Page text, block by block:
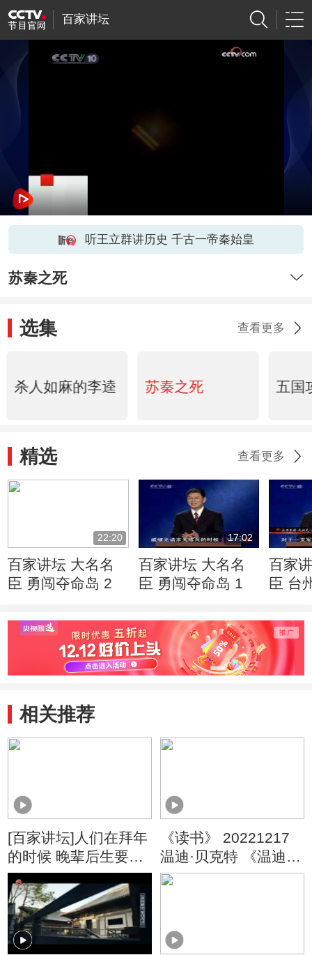
百家讲坛
听王立群讲历史 千古一帝秦始皇
苏秦之死
选集 查看更多
杀人如麻的李逵 苏秦之死 五国
精选 查看更多
22:20
百家讲坛 大名名
臣 勇闯夺命岛 2
17:02
百家讲坛 大名名
臣 勇闯夺命岛 1
百家
臣 台
相关推荐
[百家讲坛]人们在拜年
的时候 晚辈后生要给
长辈敬献椒酒
《读书》 20221217
温迪·贝克特 《温迪嬤
嬷讲述1000幅世界名